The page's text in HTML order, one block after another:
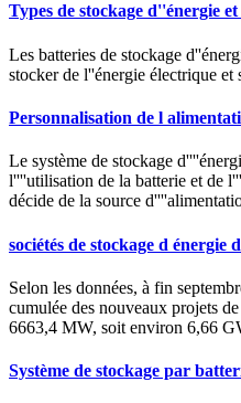
Types de stockage d''énergie
Les batteries de stockage
stocker de l''énergie électrique et
Personnalisation de l
Le système de stockage
l''''utilisation de la batterie et de
décide de la source
sociétés de stockage d énergie
Selon les données, à fin
cumulée des nouveaux projets
6663,4 MW, soit environ 6,66
Système de stockage par